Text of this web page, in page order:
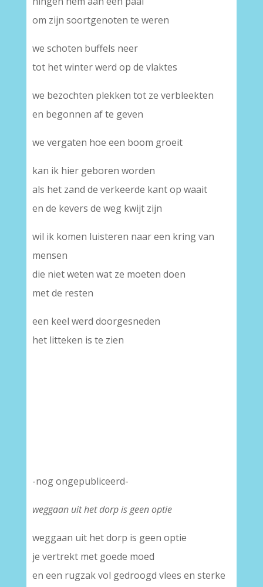
om zijn soortgenoten te weren
we schoten buffels neer
tot het winter werd op de vlaktes
we bezochten plekken tot ze verbleekten
en begonnen af te geven
we vergaten hoe een boom groeit
kan ik hier geboren worden
als het zand de verkeerde kant op waait
en de kevers de weg kwijt zijn
wil ik komen luisteren naar een kring van
mensen
die niet weten wat ze moeten doen
met de resten
een keel werd doorgesneden
het litteken is te zien
-nog ongepubliceerd-
weggaan uit het dorp is geen optie
weggaan uit het dorp is geen optie
je vertrekt met goede moed
en een rugzak vol gedroogd vlees en sterke